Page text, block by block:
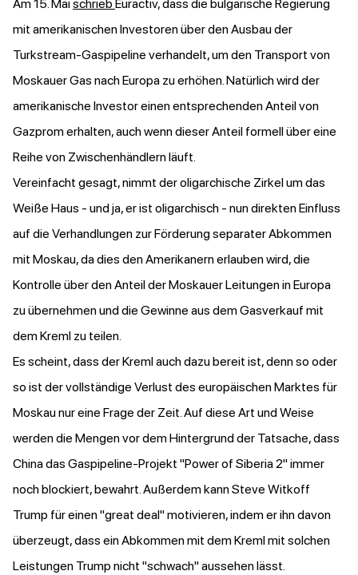
Am 15. Maischrieb Euractiv, dass die bulgarische Regierung
mit amerikanischen Investoren über den Ausbau der
Turkstream-Gaspipeline verhandelt, um den Transport von
Moskauer Gas nach Europa zu erhöhen. Natürlich wird der
amerikanische Investor einen entsprechenden Anteil von
Gazprom erhalten, auch wenn dieser Anteil formell über eine
Reihe von Zwischenhändlern läuft.
Vereinfacht gesagt, nimmt der oligarchische Zirkel um das
Weiße Haus - und ja, er ist oligarchisch - nun direkten Einfluss
auf die Verhandlungen zur Förderung separater Abkommen
mit Moskau, da dies den Amerikanern erlauben wird, die
Kontrolle über den Anteil der Moskauer Leitungen in Europa
zu übernehmen und die Gewinne aus dem Gasverkauf mit
dem Kreml zu teilen.
Es scheint, dass der Kreml auch dazu bereit ist, denn so oder
so ist der vollständige Verlust des europäischen Marktes für
Moskau nur eine Frage der Zeit. Auf diese Art und Weise
werden die Mengen vor dem Hintergrund der Tatsache, dass
China das Gaspipeline-Projekt "Power of Siberia 2" immer
noch blockiert, bewahrt. Außerdem kann Steve Witkoff
Trump für einen "great deal" motivieren, indem er ihn davon
überzeugt, dass ein Abkommen mit dem Kreml mit solchen
Leistungen Trump nicht "schwach" aussehen lässt.